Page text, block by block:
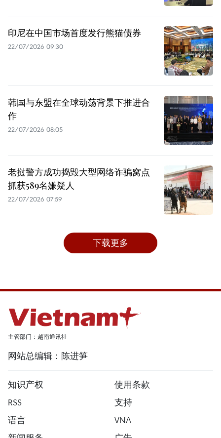
印尼在中国市场首度发行熊猫债券
22/07/2026 09:30
韩国与东盟在全球动荡背景下推进合
作
22/07/2026 08:05
老挝警方成功捣毁大型网络诈骗窝点
抓获589名嫌疑人
22/07/2026 07:59
下载更多
主管部门：越南通讯社
网站总编辑：陈进笋
知识产权
使用条款
RSS
支持
语言
VNA